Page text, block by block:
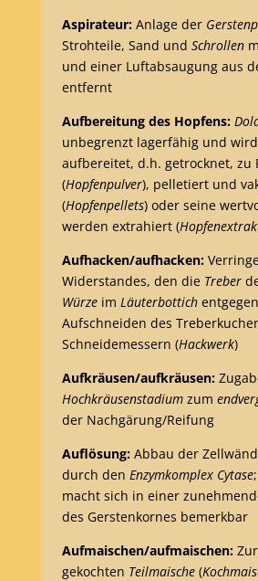
Aspirateur: Anlage der
Strohteile, Sand und Schrollen
und einer Luftabsaugung aus
entfernt
Aufbereitung des Hopfens:
unbegrenzt lagerfähig und
aufbereitet, d.h. getrocknet, zu
(Hopfenpulver), pelletiert und
(Hopfenpellets) oder seine
werden extrahiert (
Aufhacken/aufhacken:
Widerstandes, den die Treber
Würzeim Läuterbottich
Aufschneiden des
Schneidemessern (Hackwerk)
Aufkräusen/aufkräusen:
Hochkräusenstadiumzum
der Nachgärung/Reifung
Auflösung: Abbau der
durch den Enzymkomplex Cytase
macht sich in einer
des Gerstenkornes bemerkbar
Aufmaischen/aufmaischen:
gekochten Teilmaische(